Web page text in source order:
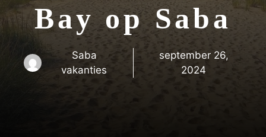
Bay op Saba
Saba
vakanties
september 26,
2024